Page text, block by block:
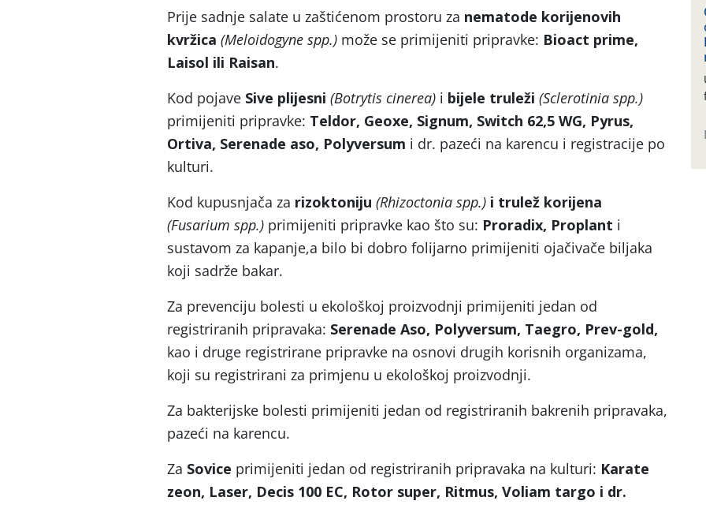
Prije sadnje salate u zaštićenom prostoru za nematode korijenovih
kvržica (Meloidogyne spp.) može se primijeniti pripravke: Bioact prime,
Laisol ili Raisan.
Kod pojave Sive plijesni (Botrytis cinerea) i bijele truleži (Sclerotinia spp.)
primijeniti pripravke: Teldor, Geoxe, Signum, Switch 62,5 WG, Pyrus,
Ortiva, Serenade aso, Polyversum i dr. pazeći na karencu i registracije po
kulturi.
Kod kupusnjača za rizoktoniju (Rhizoctonia spp.) i trulež korijena
(Fusarium spp.) primijeniti pripravke kao što su: Proradix, Proplant i
sustavom za kapanje,a bilo bi dobro folijarno primijeniti ojačivače biljaka
koji sadrže bakar.
Za prevenciju bolesti u ekološkoj proizvodnji primijeniti jedan od
registriranih pripravaka: Serenade Aso, Polyversum, Taegro, Prev-gold,
kao i druge registrirane pripravke na osnovi drugih korisnih organizama,
koji su registrirani za primjenu u ekološkoj proizvodnji.
Za bakterijske bolesti primijeniti jedan od registriranih bakrenih pripravaka,
pazeći na karencu.
Za Sovice primijeniti jedan od registriranih pripravaka na kulturi: Karate
zeon, Laser, Decis 100 EC, Rotor super, Ritmus, Voliam targo i dr.